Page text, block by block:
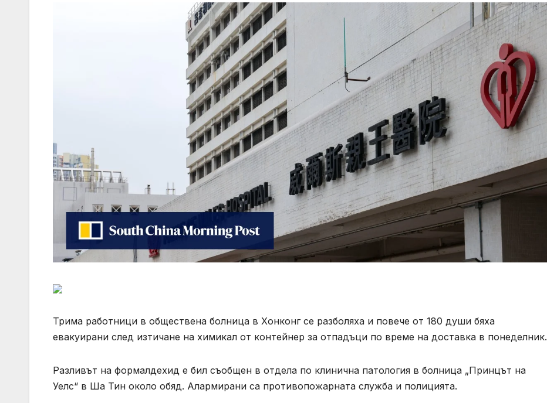
Трима работници в обществена болница в Хонконг се разболяха и повече от 180 души бяха
евакуирани след изтичане на химикал от контейнер за отпадъци по време на доставка в понеделник.
Разливът на формалдехид е бил съобщен в отдела по клинична патология в болница „Принцът на
Уелс“ в Ша Тин около обяд. Алармирани са противопожарната служба и полицията.